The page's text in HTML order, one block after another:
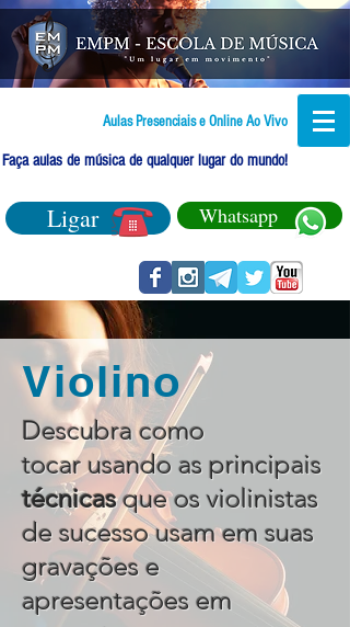
Aulas Presenciais e Online Ao Vivo
Faça aulas de música de qualquer lugar do mundo!
Ligar Whatsapp
Violino
Descubra como
tocar usando as principais
técnicasque os violinistas
de sucesso usam em suas
gravações e
apresentações em